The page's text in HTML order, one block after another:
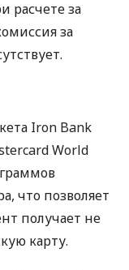
расчете за
за
Iron Bank
World
что позволяет
получает не
карту.